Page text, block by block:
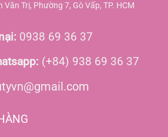
Văn Trị, Phường 7, Gò Vấp, TP. HCM
0938 69 36 37
(+84) 938 69 36 37